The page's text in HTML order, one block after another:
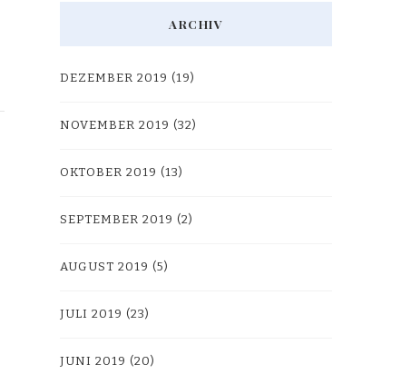
ARCHIV
DEZEMBER 2019 (19)
NOVEMBER 2019 (32)
OKTOBER 2019 (13)
SEPTEMBER 2019 (2)
AUGUST 2019 (5)
JULI 2019 (23)
JUNI 2019 (20)